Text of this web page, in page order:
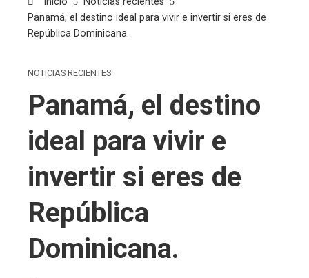
Panamá, el destino ideal para vivir e invertir si eres de
República Dominicana.
NOTICIAS RECIENTES
Panamá, el destino
ideal para vivir e
invertir si eres de
República
Dominicana.